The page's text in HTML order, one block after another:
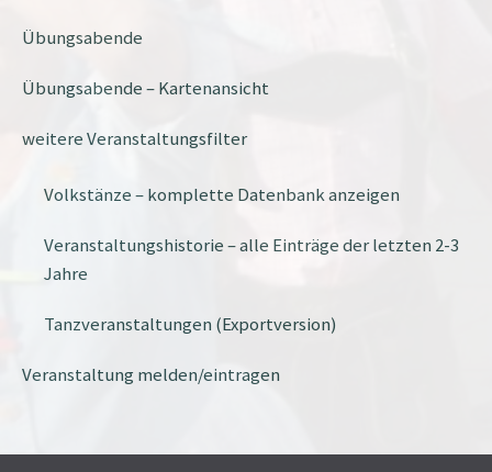
Übungsabende
Übungsabende – Kartenansicht
weitere Veranstaltungsfilter
Volkstänze – komplette Datenbank anzeigen
Veranstaltungshistorie – alle Einträge der letzten 2-3
Jahre
Tanzveranstaltungen (Exportversion)
Veranstaltung melden/eintragen